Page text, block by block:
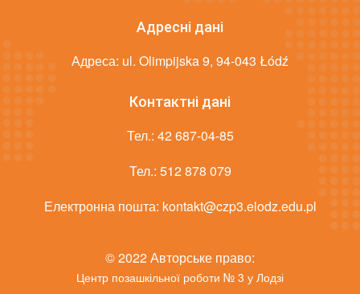
Адресні дані
Адреса: ul. Olimpijska 9, 94-043 Łódź
Контактні дані
Тел.: 42 687-04-85
Тел.: 512 878 079
Електронна пошта: kontakt@czp3.elodz.edu.pl
© 2022 Авторське право:
Центр позашкільної роботи № 3 у Лодзі